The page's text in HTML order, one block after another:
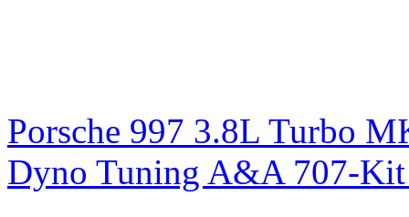
Porsche 997 3.8L Turbo
Dyno Tuning A&A 707-Kit